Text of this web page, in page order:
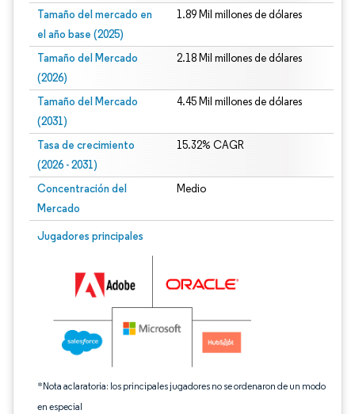
Tamaño del mercado en
el año base (2025)
1.89 Mil millones de dólares
Tamaño del Mercado
(2026)
2.18 Mil millones de dólares
Tamaño del Mercado
(2031)
4.45 Mil millones de dólares
Tasa de crecimiento
(2026 - 2031)
15.32% CAGR
Concentración del
Mercado
Medio
Jugadores principales
*Nota aclaratoria: los principales jugadores no se ordenaron de un modo
en especial
Imagen © Mordor Intelligence. El uso requiere atribución según CC BY 4.0.